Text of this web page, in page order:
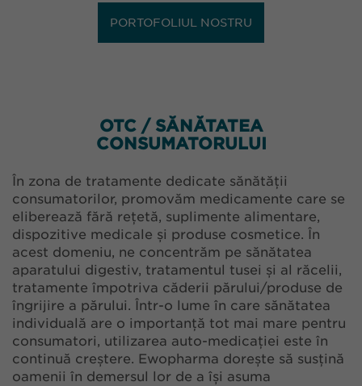
PORTOFOLIUL NOSTRU
OTC / SĂNĂTATEA
CONSUMATORULUI
În zona de tratamente dedicate sănătății
consumatorilor, promovăm medicamente care se
eliberează fără rețetă, suplimente alimentare,
dispozitive medicale și produse cosmetice. În
acest domeniu, ne concentrăm pe sănătatea
aparatului digestiv, tratamentul tusei și al răcelii,
tratamente împotriva căderii părului/produse de
îngrijire a părului. Într-o lume în care sănătatea
individuală are o importanță tot mai mare pentru
consumatori, utilizarea auto-medicației este în
continuă creștere. Ewopharma dorește să susțină
oamenii în demersul lor de a își asuma